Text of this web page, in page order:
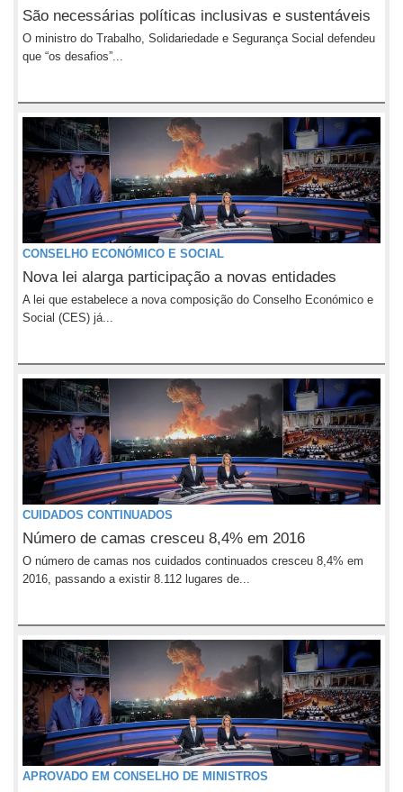
São necessárias políticas inclusivas e sustentáveis
O ministro do Trabalho, Solidariedade e Segurança Social defendeu
que “os desafios”...
CONSELHO ECONÓMICO E SOCIAL
Nova lei alarga participação a novas entidades
A lei que estabelece a nova composição do Conselho Económico e
Social (CES) já...
CUIDADOS CONTINUADOS
Número de camas cresceu 8,4% em 2016
O número de camas nos cuidados continuados cresceu 8,4% em
2016, passando a existir 8.112 lugares de...
APROVADO EM CONSELHO DE MINISTROS